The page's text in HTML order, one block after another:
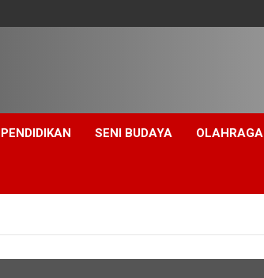
PENDIDIKAN SENI BUDAYA OLAHRAGA